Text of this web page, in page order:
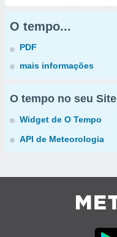
O tempo...
PDF
mais informações
O tempo no seu Site
Widget de O Tempo
API de Meteorologia